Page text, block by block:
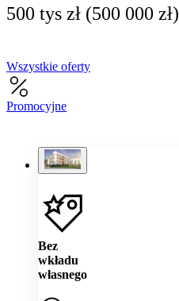
500 tys zł (500 000 zł)
Wszystkie oferty
Promocyjne
Bez
wkładu
własnego